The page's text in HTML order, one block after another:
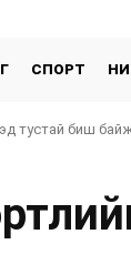
СПОРТ
тустай биш